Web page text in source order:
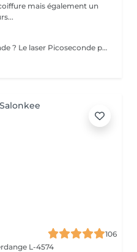
mais également un
Qu'est-ce qu'un laser Picoseconde ? Le laser Picoseconde permet de délivrer une impulsion lumineuse de l'ordre de 300 picoseconde. Cette brièveté d'impulsion induit une onde de choc capable de fragmenter les pigments du tatouage. Le détatouage était jusqu'à présent réalisé avec des lasers dits «Q Switched» avec une durée d'impulsion de l'ordre de la nanoseconde, beaucoup moins efficace. - Efficace sur les tatouages noirs et de couleurs - Traitement corps, visage et maquillage permanant. - Le détatouage par laser ne laisse pas de cicatrices après le traitement ; - Les séances sont espacées de 30 à 40 jours (au lieu de 2 mois ou plus avec un laser «Q Switched») ; Il est impossible de prédire avec précision le nombre de séances nécessaires. En effet, tout dépend des facteurs sur lesquels nous n'avons aucune information avant de commencer le traitement (qualité et profondeur de l'encre, présence ou non de métaux dans les pigments)
106
L-4574